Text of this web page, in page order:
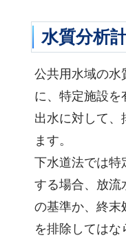
水質分析
公共用水域の水
に、特定施設を
出水に対して、
ます。
下水道法では特
する場合、放流
の基準か、終末
を排除してはな